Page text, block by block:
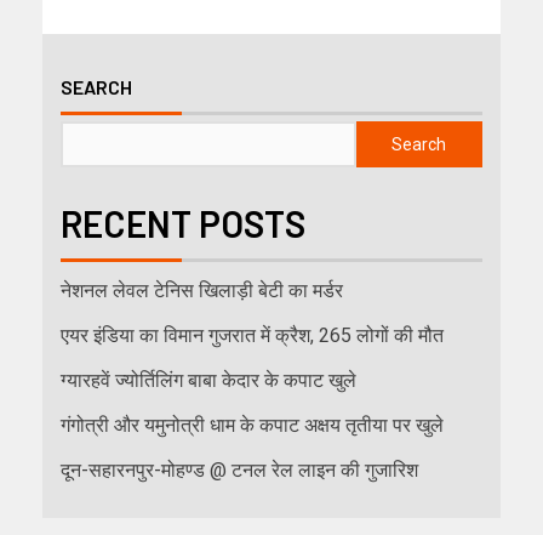
SEARCH
Search
RECENT POSTS
नेशनल लेवल टेनिस खिलाड़ी बेटी का मर्डर
एयर इंडिया का विमान गुजरात में क्रैश, 265 लोगों की मौत
ग्यारहवें ज्योर्तिलिंग बाबा केदार के कपाट खुले
गंगोत्री और यमुनोत्री धाम के कपाट अक्षय तृतीया पर खुले
दून-सहारनपुर-मोहण्ड @ टनल रेल लाइन की गुजारिश